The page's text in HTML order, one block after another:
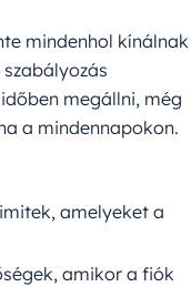
mindenhol kínálnak
megállni, még
a mindennapokon.
amelyeket a
amikor a fiók